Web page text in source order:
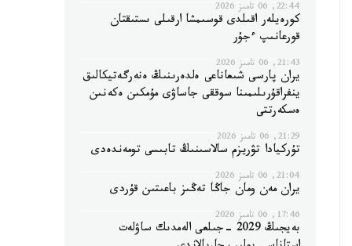
22:44, 06 تامىز 2026
كورەيلەر اقىلدى قوسىمشا ارقىلى ىستىقتان
قورعانىپ ءجۇر
21:43, 06 تامىز 2026
يران پارسى شىعاناعى ەلدەرىنىڭ ەنەرگەتيكالىق
ينفراقۇرىلىمىنا سوققى جاساۋى مۇمكىن ەكەنىن
ەسكەرتتى
21:29, 06 تامىز 2026
تۇركيادا تۋريزم سالاسىنىڭ تابىسى تومەندەدى
21:04, 06 تامىز 2026
يران مەن ومان جاڭا تەڭىز باعىتىن قۇردى
17:46, 06 تامىز 2026
بەيجىڭ 2029 -جىلعى الەمدىك ساۋلەت